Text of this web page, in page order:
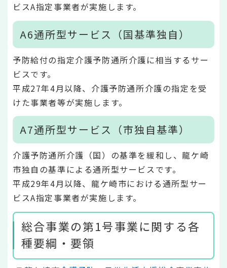
ビスA指定事業者が実施します。
A6通所型サービス（国基準独自）
予防給付の指定介護予防通所介護に相当するサー
ビスです。
平成27年4月以降、介護予防通所介護の指定を受
けた事業者等が実施します。
A7通所型サービス（市独自基準）
介護予防通所介護（国）の基準を緩和し、龍ケ崎
市独自の基準による通所型サービスです。
平成29年4月以降、龍ケ崎市における通所型サー
ビスA指定事業者が実施します。
総合事業の第1号事業に関する各
種要綱・要領